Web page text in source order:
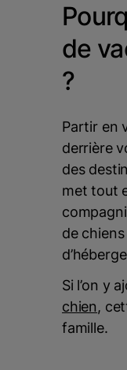
de
?
Partir en
derrière
des
met tout
de
Si l’on y
chien,
famille.